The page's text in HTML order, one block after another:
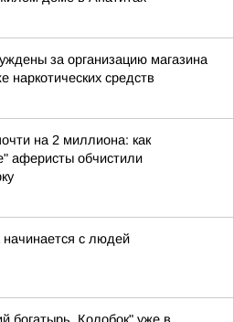
за организацию магазина
наркотических средств
на 2 миллиона: как
аферисты обчистили
с людей